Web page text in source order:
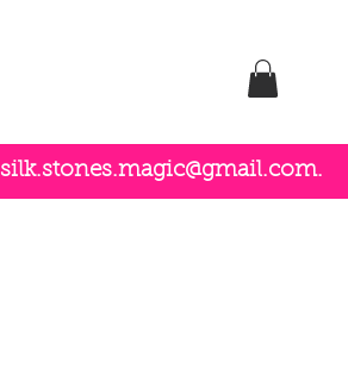
silk.stones.magic@gmail.com.